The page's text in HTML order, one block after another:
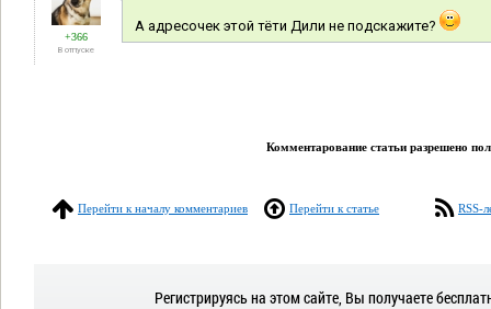
+366
В отпуске
А адресочек этой тёти Дили не подскажите?
Комментарование статьи разрешено
Перейти к началу комментариев Перейти к статье RSS-
Регистрируясь на этом сайте, Вы получаете